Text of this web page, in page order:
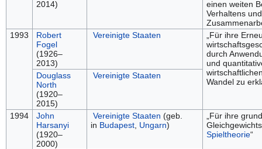
2014)
einen weiten
Verhaltens
1993
Robert
Fogel
(1926–
2013)
Vereinigte Staaten
„Für ihre
durch
und
Wandel zu
Douglass
North
(1920–
2015)
Vereinigte Staaten
1994
John
Harsanyi
(1920–
2000)
Vereinigte Staaten (geb.
in Budapest, Ungarn)
„Für ihre
Spieltheorie“